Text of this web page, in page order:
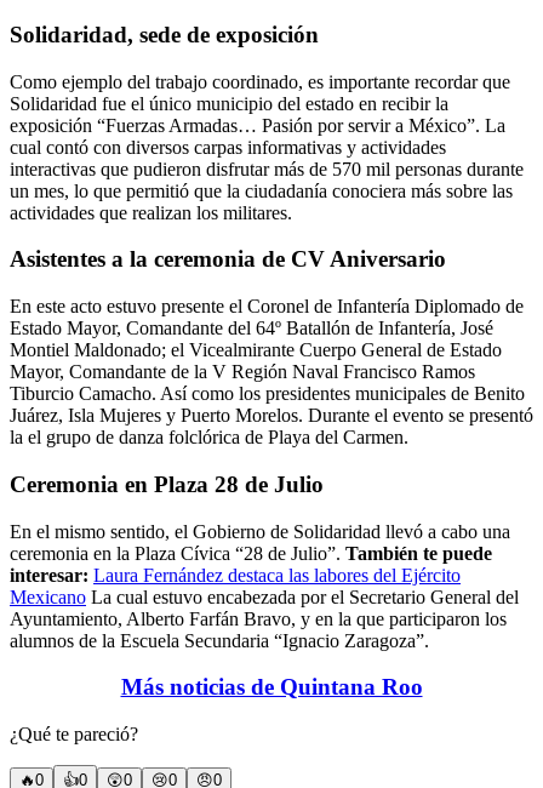
Solidaridad, sede de exposición
Como ejemplo del trabajo coordinado, es importante recordar que
Solidaridad fue el único municipio del estado en recibir la
exposición “Fuerzas Armadas… Pasión por servir a México”. La
cual contó con diversos carpas informativas y actividades
interactivas que pudieron disfrutar más de 570 mil personas durante
un mes, lo que permitió que la ciudadanía conociera más sobre las
actividades que realizan los militares.
Asistentes a la ceremonia de CV Aniversario
En este acto estuvo presente el Coronel de Infantería Diplomado de
Estado Mayor, Comandante del 64º Batallón de Infantería, José
Montiel Maldonado; el Vicealmirante Cuerpo General de Estado
Mayor, Comandante de la V Región Naval Francisco Ramos
Tiburcio Camacho. Así como los presidentes municipales de Benito
Juárez, Isla Mujeres y Puerto Morelos. Durante el evento se presentó
la el grupo de danza folclórica de Playa del Carmen.
Ceremonia en Plaza 28 de Julio
En el mismo sentido, el Gobierno de Solidaridad llevó a cabo una
ceremonia en la Plaza Cívica “28 de Julio”. También te puede
interesar: Laura Fernández destaca las labores del Ejército
Mexicano La cual estuvo encabezada por el Secretario General del
Ayuntamiento, Alberto Farfán Bravo, y en la que participaron los
alumnos de la Escuela Secundaria “Ignacio Zaragoza”.
Más noticias de Quintana Roo
¿Qué te pareció?
🔥0 👍0 😲0 😢0 😠0